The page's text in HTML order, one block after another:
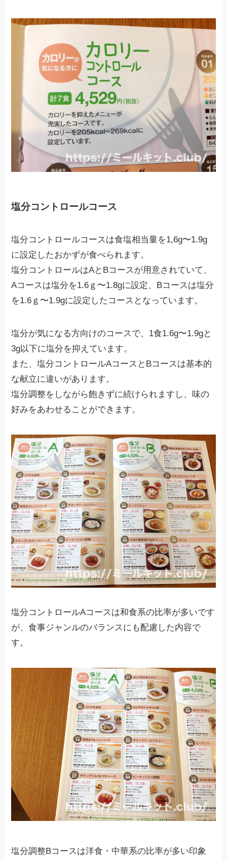
塩分コントロールコース
塩分コントロールコースは食塩相当量を1,6g〜1.9g
に設定したおかずが食べられます。
塩分コントロールはAとBコースが用意されていて、
Aコースは塩分を1.6ｇ〜1.8gに設定、Bコースは塩分
を1.6ｇ〜1.9gに設定したコースとなっています。
塩分が気になる方向けのコースで、1食1.6g〜1.9gと
3g以下に塩分を抑えています。
また、塩分コントロールAコースとBコースは基本的
な献立に違いがあります。
塩分調整をしながら飽きずに続けられますし、味の
好みをあわせることができます。
塩分コントロールAコースは和食系の比率が多いです
が、食事ジャンルのバランスにも配慮した内容で
す。
塩分調整Bコースは洋食・中華系の比率が多い印象